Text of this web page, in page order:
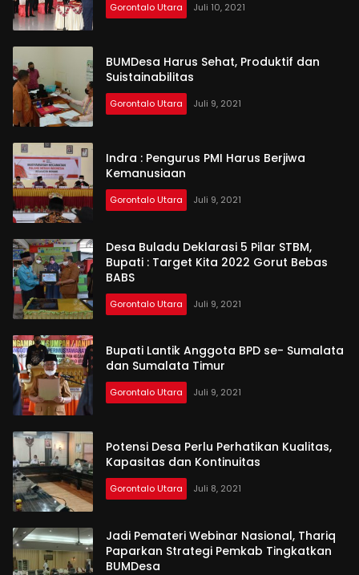
Gorontalo Utara Juli 10, 2021
BUMDesa Harus Sehat, Produktif dan
Suistainabilitas
Gorontalo Utara Juli 9, 2021
Indra : Pengurus PMI Harus Berjiwa
Kemanusiaan
Gorontalo Utara Juli 9, 2021
Desa Buladu Deklarasi 5 Pilar STBM,
Bupati : Target Kita 2022 Gorut Bebas
BABS
Gorontalo Utara Juli 9, 2021
Bupati Lantik Anggota BPD se- Sumalata
dan Sumalata Timur
Gorontalo Utara Juli 9, 2021
Potensi Desa Perlu Perhatikan Kualitas,
Kapasitas dan Kontinuitas
Gorontalo Utara Juli 8, 2021
Jadi Pemateri Webinar Nasional, Thariq
Paparkan Strategi Pemkab Tingkatkan
BUMDesa